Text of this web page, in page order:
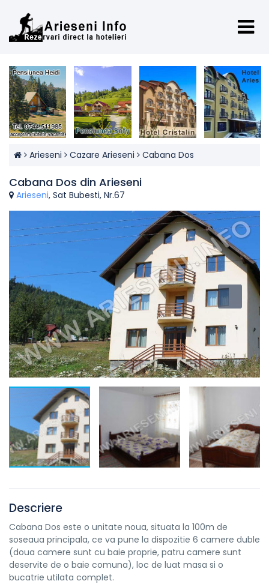
Arieseni Cazare Arieseni Cabana Dos
Cabana Dos din Arieseni
Arieseni, Sat Bubesti, Nr.67
Descriere
Cabana Dos este o unitate noua, situata la 100m de
soseaua principala, ce va pune la dispozitie 6 camere duble
(doua camere sunt cu baie proprie, patru camere sunt
deservite de o baie comuna), loc de luat masa si o
bucatrie utilata complet.